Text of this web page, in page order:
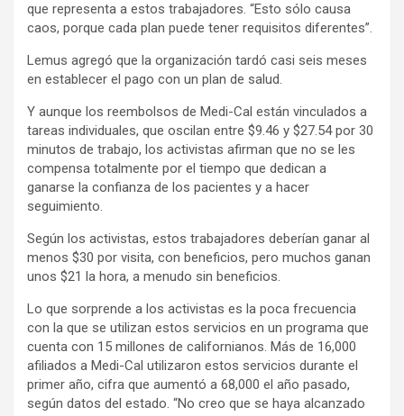
que representa a estos trabajadores. “Esto sólo causa
caos, porque cada plan puede tener requisitos diferentes”.
Lemus agregó que la organización tardó casi seis meses
en establecer el pago con un plan de salud.
Y aunque los reembolsos de Medi-Cal están vinculados a
tareas individuales, que oscilan entre $9.46 y $27.54 por 30
minutos de trabajo, los activistas afirman que no se les
compensa totalmente por el tiempo que dedican a
ganarse la confianza de los pacientes y a hacer
seguimiento.
Según los activistas, estos trabajadores deberían ganar al
menos $30 por visita, con beneficios, pero muchos ganan
unos $21 la hora, a menudo sin beneficios.
Lo que sorprende a los activistas es la poca frecuencia
con la que se utilizan estos servicios en un programa que
cuenta con 15 millones de californianos. Más de 16,000
afiliados a Medi-Cal utilizaron estos servicios durante el
primer año, cifra que aumentó a 68,000 el año pasado,
según datos del estado. “No creo que se haya alcanzado